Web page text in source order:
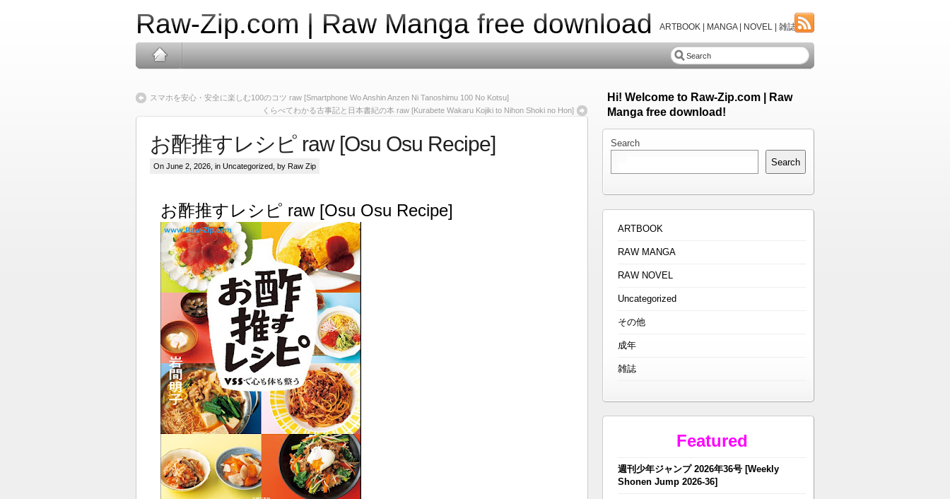
Raw-Zip.com | Raw Manga free download ARTBOOK | MANGA | NOVEL | 雑誌
スマホを安心・安全に楽しむ100のコツ raw [Smartphone Wo Anshin Anzen Ni Tanoshimu 100 No Kotsu]
くらべてわかる古事記と日本書紀の本 raw [Kurabete Wakaru Kojiki to Nihon Shoki no Hon]
お酢推すレシピ raw [Osu Osu Recipe]
On June 2, 2026, in Uncategorized, by Raw Zip
お酢推すレシピ raw [Osu Osu Recipe]
Hi! Welcome to Raw-Zip.com | Raw
Manga free download!
Search
Search
ARTBOOK
RAW MANGA
RAW NOVEL
Uncategorized
その他
成年
雑誌
Featured
週刊少年ジャンプ 2026年36号 [Weekly
Shonen Jump 2026-36]